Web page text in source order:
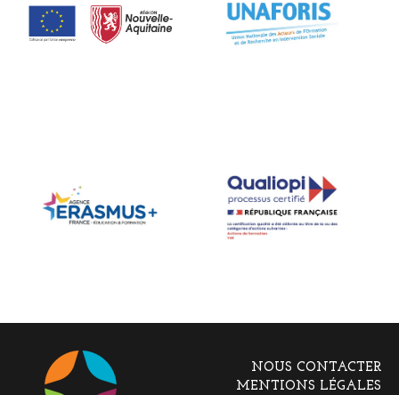
NOUS CONTACTER
MENTIONS LÉGALES